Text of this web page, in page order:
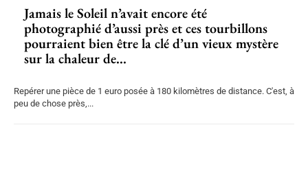
Jamais le Soleil n’avait encore été
photographié d’aussi près et ces tourbillons
pourraient bien être la clé d’un vieux mystère
sur la chaleur de...
Repérer une pièce de 1 euro posée à 180 kilomètres de distance. C'est, à
peu de chose près,...